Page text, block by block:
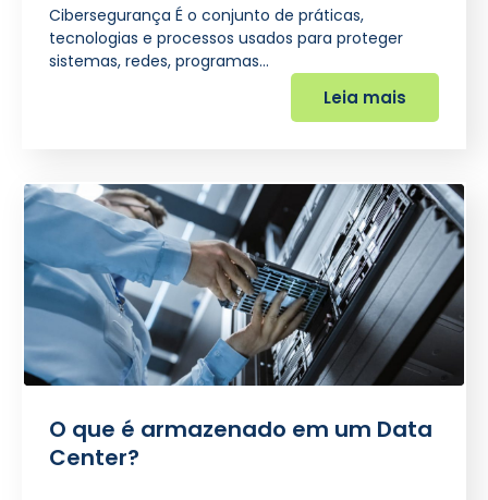
Cibersegurança É o conjunto de práticas,
tecnologias e processos usados para proteger
sistemas, redes, programas…
Leia mais
O que é armazenado em um Data
Center?